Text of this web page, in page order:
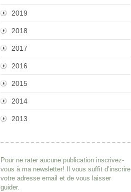
2019
2018
2017
2016
2015
2014
2013
Pour ne rater aucune publication inscrivez-
vous à ma newsletter! Il vous suffit d’inscrire
votre adresse email et de vous laisser
guider.